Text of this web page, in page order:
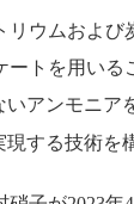
ウムおよび
ートを用いる
いアンモニア
する技術を